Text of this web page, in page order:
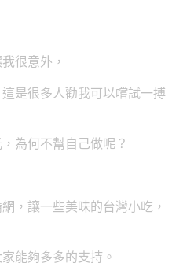
很意外，
這是很多人勸我可以嚐試一搏
為何不幫自己做呢？
，讓一些美味的台灣小吃，
能夠多多的支持。